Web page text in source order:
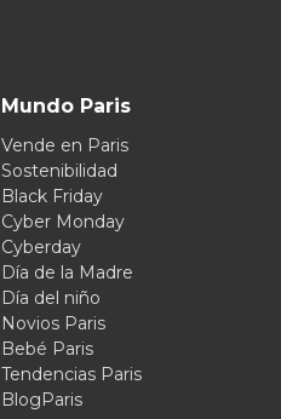
Mundo Paris
Vende en Paris
Sostenibilidad
Black Friday
Cyber Monday
Cyberday
Día de la Madre
Día del niño
Novios Paris
Bebé Paris
Tendencias Paris
BlogParis